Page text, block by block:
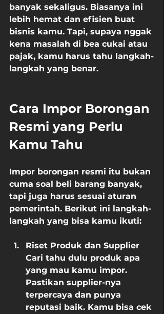
banyak sekaligus. Biasanya ini
lebih hemat dan efisien buat
bisnis kamu. Tapi, supaya nggak
kena masalah di bea cukai atau
pajak, kamu harus tahu langkah-
langkah yang benar.
Cara Impor Borongan
Resmi yang Perlu
Kamu Tahu
Impor borongan resmi itu bukan
cuma soal beli barang banyak,
tapi juga harus sesuai aturan
pemerintah. Berikut ini langkah-
langkah yang bisa kamu ikuti:
Riset Produk dan Supplier
Cari tahu dulu produk apa
yang mau kamu impor.
Pastikan supplier-nya
terpercaya dan punya
reputasi baik. Kamu bisa cek